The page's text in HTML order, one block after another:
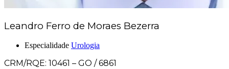
Leandro Ferro de Moraes Bezerra
Especialidade Urologia
CRM/RQE: 10461 – GO / 6861